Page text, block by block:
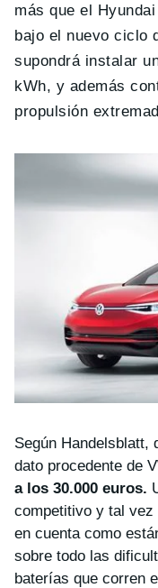
más que el
bajo el nuevo ciclo
supondrá instalar
kWh, y además
propulsión
Según Handelsblatt,
dato procedente de
a los 30.000 euros.
competitivo y tal vez
en cuenta como
sobre todo las
baterías que corren